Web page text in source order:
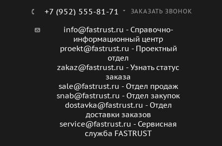
мощностью 1, 1,5 и 2 кВт.
+7 (952) 555-81-71 ЗАКАЗАТЬ ЗВОНОК
info@fastrust.ru - Справочно-
информационный центр
proekt@fastrust.ru - Проектный
отдел
zakaz@fastrust.ru - Узнать статус
заказа
sale@fastrust.ru - Отдел продаж
snab@fastrust.ru - Отдел закупок
dostavka@fastrust.ru - Отдел
доставки заказов
service@fastrust.ru - Сервисная
служба FASTRUST